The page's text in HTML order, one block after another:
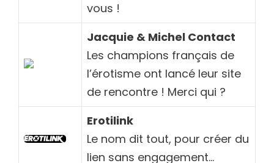
vous !
Jacquie & Michel Contact
Les champions français de
l’érotisme ont lancé leur site
de rencontre ! Merci qui ?
Erotilink
Le nom dit tout, pour créer du
lien sans engagement…